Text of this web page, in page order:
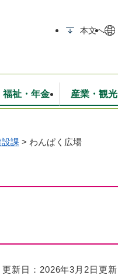
本文へ
消防・救急
学校・教育
福祉・年金
保険・年金
産業・観光
入札・契約
統計情報
課 > わんぱく広場
更新日：2026年3月2日更新